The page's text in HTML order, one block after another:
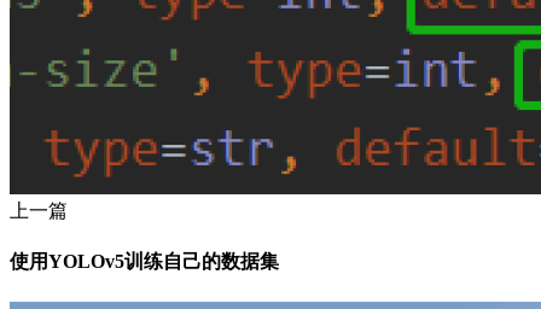
上一篇
使用YOLOv5训练自己的数据集